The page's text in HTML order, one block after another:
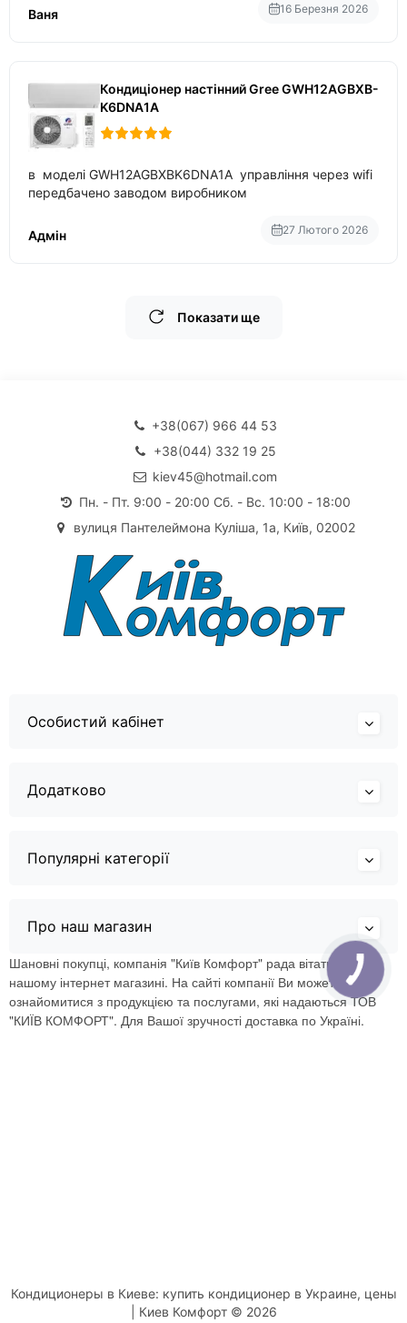
температури
Ваня 16 Березня 2026
Кондиціонер настінний Gree GWH12AGBXB-
K6DNA1A
в моделі GWH12AGBXBK6DNA1A управління через wifi
передбачено заводом виробником
Адмін 27 Лютого 2026
Показати ще
+38(067) 966 44 53
+38(044) 332 19 25
kiev45@hotmail.com
Пн. - Пт. 9:00 - 20:00 Сб. - Вс. 10:00 - 18:00
вулиця Пантелеймона Куліша, 1а, Київ, 02002
Особистий кабінет
Додатково
Популярні категорії
Про наш магазин
Шановні покупці, компанія "Київ Комфорт" рада вітати Вас в
нашому інтернет магазині. На сайті компанії Ви можете
ознайомитися з продукцією та послугами, які надаються ТОВ
"КИЇВ КОМФОРТ". Для Вашої зручності доставка по Україні.
Кондиционеры в Киеве: купить кондиционер в Украине, цены
| Киев Комфорт © 2026